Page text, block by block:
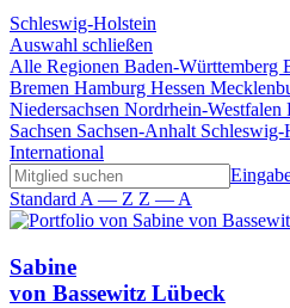
Schleswig-Holstein
Auswahl schließen
Alle Regionen Baden-Württemberg
Bremen Hamburg Hessen
Niedersachsen Nordrhein-Westfalen
Sachsen Sachsen-Anhalt Schleswig-
International
Standard A — Z Z — A
Sabine
von Bassewitz Lübeck